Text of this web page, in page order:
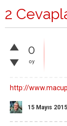
2
0
oy
http://
15 Mayıs 2015